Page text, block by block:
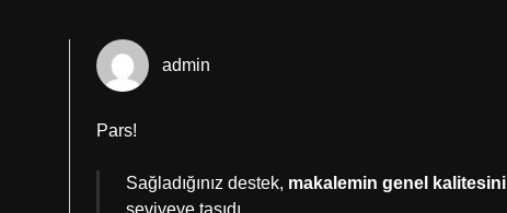
admin
Pars!
Sağladığınız destek, makalemin genel kalitesini
seviyeye taşıdı.